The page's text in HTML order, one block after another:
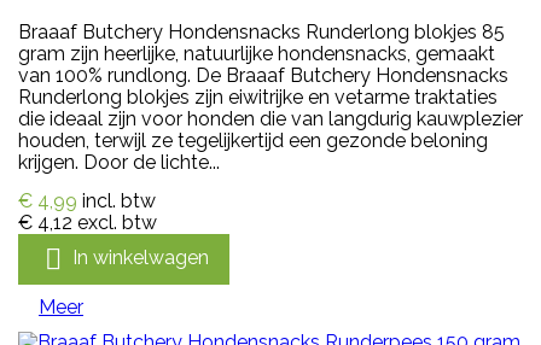
Braaaf Butchery Hondensnacks Runderlong blokjes 85
gram zijn heerlijke, natuurlijke hondensnacks, gemaakt
van 100% rundlong. De Braaaf Butchery Hondensnacks
Runderlong blokjes zijn eiwitrijke en vetarme traktaties
die ideaal zijn voor honden die van langdurig kauwplezier
houden, terwijl ze tegelijkertijd een gezonde beloning
krijgen. Door de lichte...
€ 4,99 incl. btw
€ 4,12 excl. btw
 In winkelwagen
Meer